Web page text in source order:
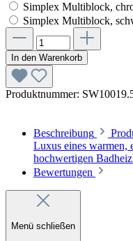
Simplex Multiblock,
Simplex Multiblock,
In den Warenkorb
Produktnummer:
Beschreibung
Luxus eines warmen,
hochwertigen
Bewertungen
Menü schließen